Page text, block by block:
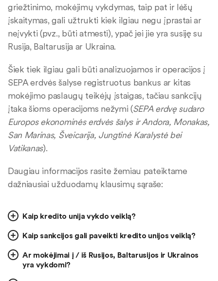
griežtinimo, mokėjimų vykdymas, taip pat ir lėšų
įskaitymas, gali užtrukti kiek ilgiau negu įprastai ar
neįvykti (pvz., būti atmesti), ypač jei jie yra susiję su
Rusija, Baltarusija ar Ukraina.
Šiek tiek ilgiau gali būti analizuojamos ir operacijos į
SEPA erdvės šalyse registruotus bankus ar kitas
mokėjimo paslaugų teikėjų įstaigas, tačiau sankcijų
įtaka šioms operacijoms nežymi (SEPA erdvę sudaro
Europos ekonominės erdvės šalys ir Andora, Monakas,
San Marinas, Šveicarija, Jungtinė Karalystė bei
Vatikanas).
Daugiau informacijos rasite žemiau pateiktame
dažniausiai užduodamų klausimų sąraše:
Kaip kredito unija vykdo veiklą?
Kaip sankcijos gali paveikti kredito unijos veiklą?
Ar mokėjimai į / iš Rusijos, Baltarusijos ir Ukrainos
yra vykdomi?